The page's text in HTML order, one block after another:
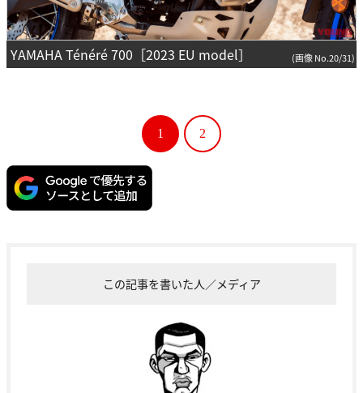
YAMAHA Ténéré 700［2023 EU model］ (画像 No.20/31)
1 2
この記事を書いた人／メディア